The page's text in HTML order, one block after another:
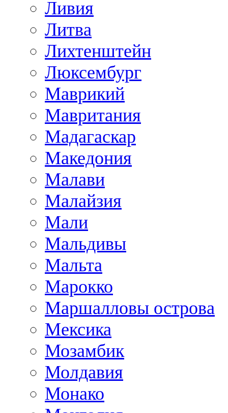
Ливия
Литва
Лихтенштейн
Люксембург
Маврикий
Мавритания
Мадагаскар
Македония
Малави
Малайзия
Мали
Мальдивы
Мальта
Марокко
Маршалловы острова
Мексика
Мозамбик
Молдавия
Монако